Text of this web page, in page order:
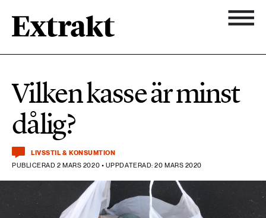
Biologisk mångfald
Hållbara städer
Industri & Energi
Kemikalier
Klimat
Nyhetsbrev
Om Extrakt
900 ARTIKLAR
584 ARTIKLAR
Hållbara städer
473 ARTIKLAR
Industri & Energi
471 ARTIKLAR
Kemikalier
Vilken kasse är minst
dålig?
LIVSSTIL & KONSUMTION
PUBLICERAD 2 MARS 2020 • UPPDATERAD: 20 MARS 2020